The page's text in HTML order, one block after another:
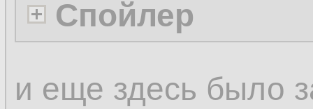
Спойлер
и еще здесь было